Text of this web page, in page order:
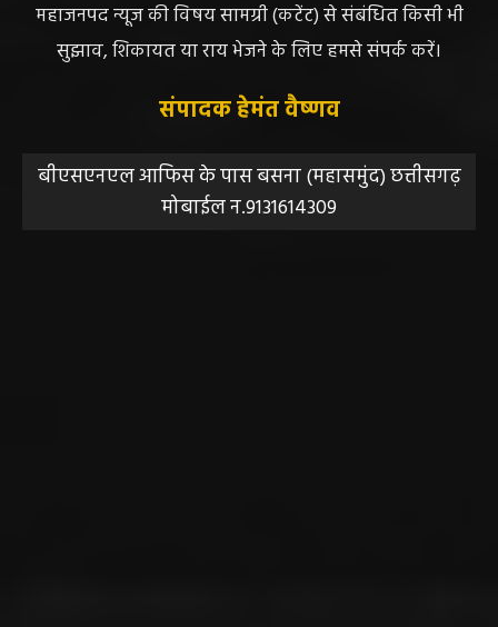
महाजनपद न्यूज की विषय सामग्री (कटेंट) से संबंधित किसी भी
सुझाव, शिकायत या राय भेजने के लिए हमसे संपर्क करें।
संपादक हेमंत वैष्णव
बीएसएनएल आफिस के पास बसना (महासमुंद) छत्तीसगढ़
मोबाईल न.9131614309